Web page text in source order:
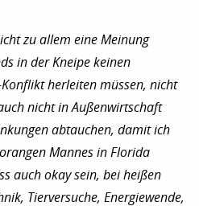
zu allem eine Meinung
in der Kneipe keinen
herleiten müssen, nicht
nicht in Außenwirtschaft
abtauchen, damit ich
Mannes in Florida
auch okay sein, bei heißen
Tierversuche, Energiewende,